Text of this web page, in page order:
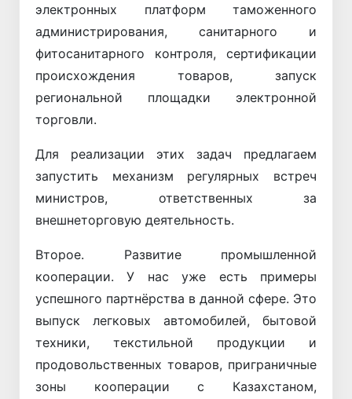
электронных платформ таможенного
администрирования, санитарного и
фитосанитарного контроля, сертификации
происхождения товаров, запуск
региональной площадки электронной
торговли.
Для реализации этих задач предлагаем
запустить механизм регулярных встреч
министров, ответственных за
внешнеторговую деятельность.
Второе. Развитие промышленной
кооперации. У нас уже есть примеры
успешного партнёрства в данной сфере. Это
выпуск легковых автомобилей, бытовой
техники, текстильной продукции и
продовольственных товаров, приграничные
зоны кооперации с Казахстаном,